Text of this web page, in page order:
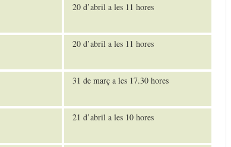
20 d’abril a les 11 hores
20 d’abril a les 11 hores
31 de març a les 17.30 hores
21 d’abril a les 10 hores